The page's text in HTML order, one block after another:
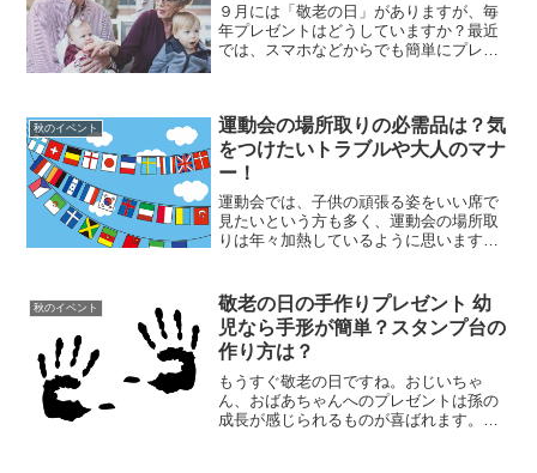
９月には「敬老の日」がありますが、毎
年プレゼントはどうしていますか？最近
では、スマホなどからでも簡単にプレゼ
お孫さんからのプレゼント...
秋のイベント
運動会の場所取りの必需品は？気
をつけたいトラブルや大人のマナ
ー！
運動会では、子供の頑張る姿をいい席で
見たいという方も多く、運動会の場所取
りは年々加熱しているように思います。
の対策が2年ほど前から取られるようにな
りました。せっかくの運...
秋のイベント
敬老の日の手作りプレゼント 幼
児なら手形が簡単？スタンプ台の
作り方は？
もうすぐ敬老の日ですね。おじいちゃ
ん、おばあちゃんへのプレゼントは孫の
成長が感じられるものが喜ばれます。幼